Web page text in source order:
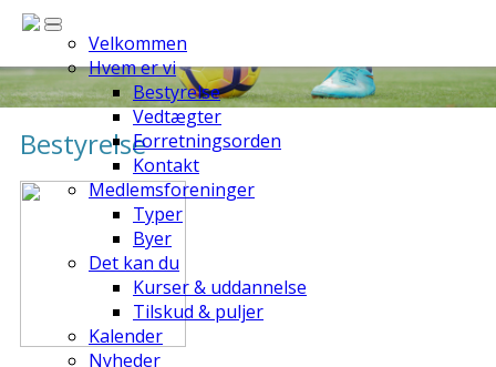
Velkommen
Hvem er vi
Bestyrelse
Vedtægter
Forretningsorden
Kontakt
Medlemsforeninger
Typer
Byer
Det kan du
Kurser & uddannelse
Tilskud & puljer
Kalender
Nyheder
Bestyrelse